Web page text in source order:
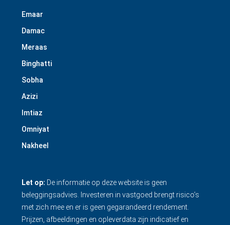
Emaar
Damac
Meraas
Binghatti
Sobha
Azizi
Imtiaz
Omniyat
Nakheel
Let op: De informatie op deze website is geen
beleggingsadvies. Investeren in vastgoed brengt risico’s
met zich mee en er is geen gegarandeerd rendement.
Prijzen, afbeeldingen en opleverdata zijn indicatief en